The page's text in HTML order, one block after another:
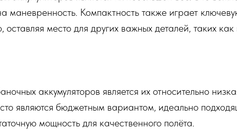
маневренность. Компактность также играет
место для других важных деталей, таких
аккумуляторов является их относительно
являются бюджетным вариантом, идеально
мощность для качественного полёта.